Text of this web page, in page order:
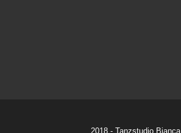
2018 - Tanzstudio Bianca.